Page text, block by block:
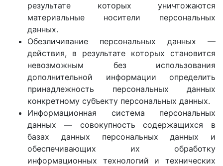
результате которых уничтожаются
материальные носители персональных
данных.
Обезличивание персональных данных —
действия, в результате которых становится
невозможным без использования
дополнительной информации определить
принадлежность персональных данных
конкретному субъекту персональных данных.
Информационная система персональных
данных — совокупность содержащихся в
базах данных персональных данных и
обеспечивающих их обработку
информационных технологий и технических